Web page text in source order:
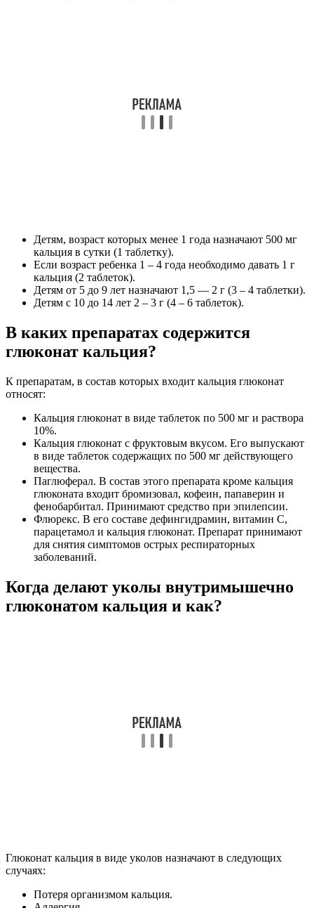
Детям, возраст которых менее 1 года назначают 500 мг
кальция в сутки (1 таблетку).
Если возраст ребенка 1 – 4 года необходимо давать 1 г
кальция (2 таблеток).
Детям от 5 до 9 лет назначают 1,5 — 2 г (3 – 4 таблетки).
Детям с 10 до 14 лет 2 – 3 г (4 – 6 таблеток).
В каких препаратах содержится
глюконат кальция?
К препаратам, в состав которых входит кальция глюконат
относят:
Кальция глюконат в виде таблеток по 500 мг и раствора
10%.
Кальция глюконат с фруктовым вкусом. Его выпускают
в виде таблеток содержащих по 500 мг действующего
вещества.
Паглюферал. В состав этого препарата кроме кальция
глюконата входит бромизовал, кофеин, папаверин и
фенобарбитал. Принимают средство при эпилепсии.
Флюрекс. В его составе дефингидрамин, витамин С,
парацетамол и кальция глюконат. Препарат принимают
для снятия симптомов острых респираторных
заболеваний.
Когда делают уколы внутримышечно
глюконатом кальция и как?
Глюконат кальция в виде уколов назначают в следующих
случаях:
Потеря организмом кальция.